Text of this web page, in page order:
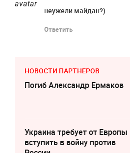
неужели майдан?)
Ответить
НОВОСТИ ПАРТНЕРОВ
Погиб Александр Ермаков
Украина требует от Европы
вступить в войну против